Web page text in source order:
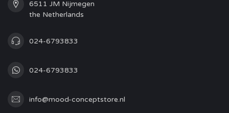
6511 JM Nijmegen
the Netherlands
024-6793833
024-6793833
info@mood-conceptstore.nl